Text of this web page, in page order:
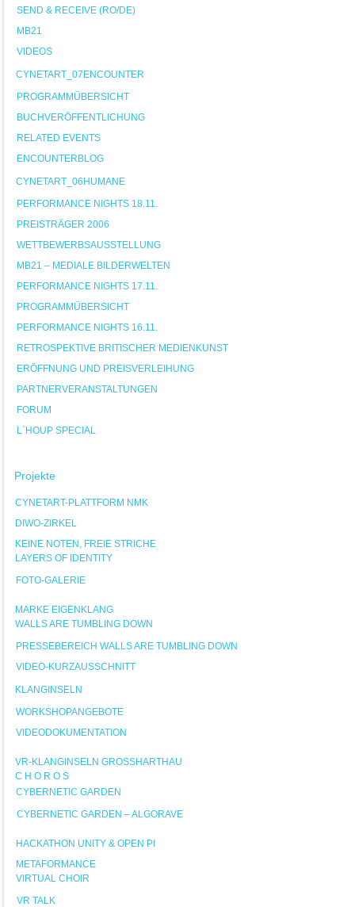
SEND & RECEIVE (RO/DE)
MB21
VIDEOS
CYNETART_07ENCOUNTER
PROGRAMMÜBERSICHT
BUCHVERÖFFENTLICHUNG
RELATED EVENTS
ENCOUNTERBLOG
CYNETART_06HUMANE
PERFORMANCE NIGHTS 18.11.
PREISTRÄGER 2006
WETTBEWERBSAUSSTELLUNG
MB21 – MEDIALE BILDERWELTEN
PERFORMANCE NIGHTS 17.11.
PROGRAMMÜBERSICHT
PERFORMANCE NIGHTS 16.11.
RETROSPEKTIVE BRITISCHER MEDIENKUNST
ERÖFFNUNG UND PREISVERLEIHUNG
PARTNERVERANSTALTUNGEN
FORUM
L`HOUP SPECIAL
Projekte
CYNETART-PLATTFORM NMK
DIWO-ZIRKEL
KEINE NOTEN, FREIE STRICHE
LAYERS OF IDENTITY
FOTO-GALERIE
MARKE EIGENKLANG
WALLS ARE TUMBLING DOWN
PRESSEBEREICH WALLS ARE TUMBLING DOWN
VIDEO-KURZAUSSCHNITT
KLANGINSELN
WORKSHOPANGEBOTE
VIDEODOKUMENTATION
VR-KLANGINSELN GROSSHARTHAU
C H O R O S
CYBERNETIC GARDEN
CYBERNETIC GARDEN – ALGORAVE
HACKATHON UNITY & OPEN PI
METAFORMANCE
VIRTUAL CHOIR
VR TALK